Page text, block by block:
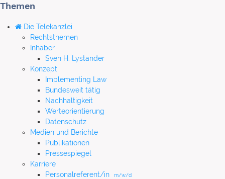
Themen
Die Telekanzlei
Rechtsthemen
Inhaber
Sven H. Lystander
Konzept
Implementing Law
Bundesweit tätig
Nachhaltigkeit
Werteorientierung
Datenschutz
Medien und Berichte
Publikationen
Pressespiegel
Karriere
Personalreferent/in
m/w/d